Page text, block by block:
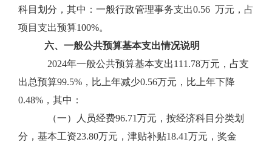
科目划分，其中：一般行政管理事务支出0.56 万元，占
项目支出预算100%。
六、一般公共预算基本支出情况说明
2024年一般公共预算基本支出111.78万元，占支
出总预算99.5%，比上年减少0.56万元，比上年下降
0.48%，其中：
（一）人员经费96.71万元，按经济科目分类划
分，基本工资23.80万元，津贴补贴18.41万元，奖金